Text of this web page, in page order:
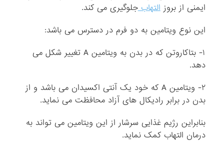
ایمنی از بروزالتهابجلوگیری می کند.
این نوع ویتامین به دو فرم در دسترس می باشد:
۱- بتاکاروتن که در بدن به ویتامین A تغییر شکل می
دهد.
۲- ویتامین A که خود یک آنتی اکسیدان می باشد و از
بدن در برابر رادیکال های آزاد محافظت می نماید.
بنابراین رژیم غذایی سرشار از این ویتامین می تواند به
درمان التهاب کمک نماید.